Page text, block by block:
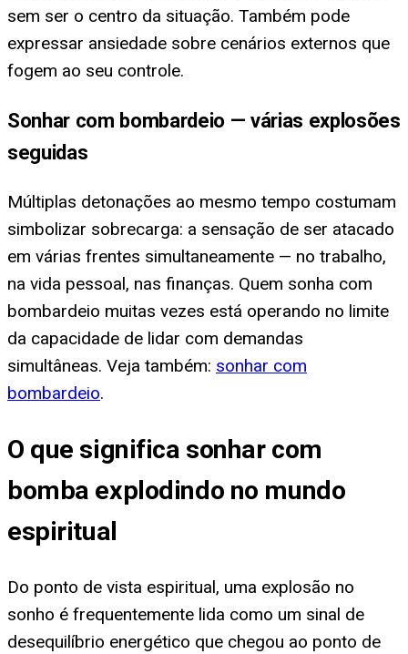
sem ser o centro da situação. Também pode
expressar ansiedade sobre cenários externos que
fogem ao seu controle.
Sonhar com bombardeio — várias explosões
seguidas
Múltiplas detonações ao mesmo tempo costumam
simbolizar sobrecarga: a sensação de ser atacado
em várias frentes simultaneamente — no trabalho,
na vida pessoal, nas finanças. Quem sonha com
bombardeio muitas vezes está operando no limite
da capacidade de lidar com demandas
simultâneas. Veja também: sonhar com
bombardeio.
O que significa sonhar com
bomba explodindo no mundo
espiritual
Do ponto de vista espiritual, uma explosão no
sonho é frequentemente lida como um sinal de
desequilíbrio energético que chegou ao ponto de